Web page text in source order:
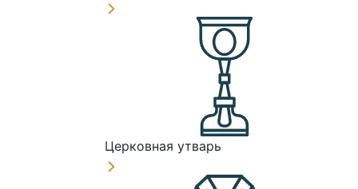
Церковная утварь